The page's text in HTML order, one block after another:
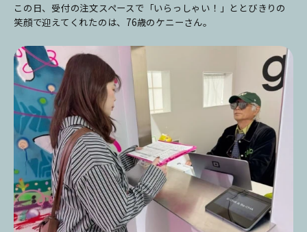
この日、受付の注文スペースで「いらっしゃい！」ととびきりの
笑顔で迎えてくれたのは、76歳のケニーさん。